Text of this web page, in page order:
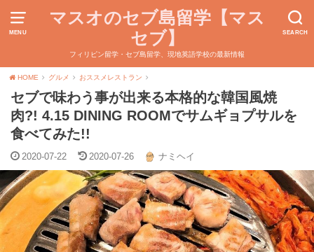
MENU SEARCH
マスオのセブ島留学【マス
セブ】
フィリピン留学・セブ島留学、現地英語学校の最新情報
HOME グルメ おススメレストラン
セブで味わう事が出来る本格的な韓国風焼
肉?! 4.15 DINING ROOMでサムギョプサルを
食べてみた!!
2020-07-22 2020-07-26 ナミヘイ